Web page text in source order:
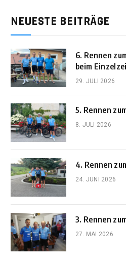
NEUESTE BEITRÄGE
6. Rennen
beim
29. JULI 2026
5. Rennen
8. JULI 2026
4. Rennen
24. JUNI 2026
3. Rennen
27. MAI 2026